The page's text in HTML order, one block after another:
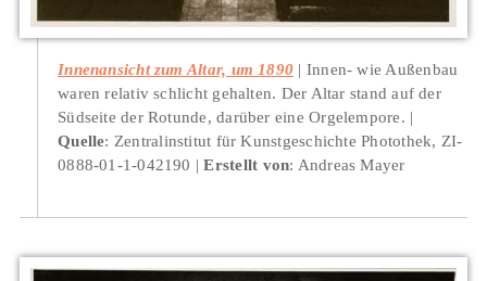
Innenansicht zum Altar, um 1890
Innen- wie Außenbau
waren relativ schlicht gehalten. Der Altar stand auf der
Südseite der Rotunde, darüber eine Orgelempore.
Quelle: Zentralinstitut für Kunstgeschichte Photothek, ZI-
0888-01-1-042190
Erstellt von: Andreas Mayer